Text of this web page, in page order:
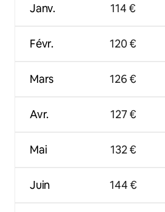
Janv.
Févr.
Mars
Avr.
Mai
Juin
114 €
120 €
126 €
127 €
132 €
144 €